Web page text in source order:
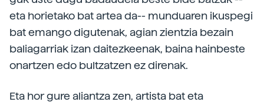
eta horietako bat artea da-- munduaren ikuspegi
bat emango digutenak, agian zientzia bezain
baliagarriak izan daitezkeenak, baina hainbeste
onartzen edo bultzatzen ez direnak.
Eta hor gure aliantza zen, artista bat eta